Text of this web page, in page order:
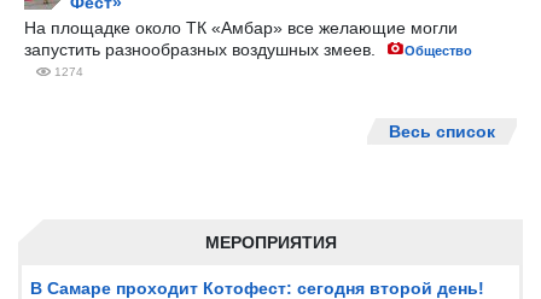
МЕРОПРИЯТИЯ
В Самаре проходит Котофест: сегодня второй день!
На площадке около ТК «Амбар» все желающие могли
запустить разнообразных воздушных змеев.
Общество
1274
Весь список